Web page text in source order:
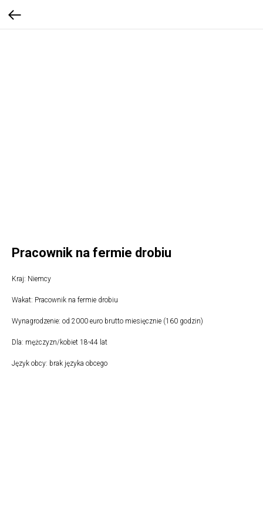
Pracownik na fermie drobiu
Kraj: Niemcy
Wakat: Pracownik na fermie drobiu
Wynagrodzenie: od 2000 euro brutto miesięcznie (160 godzin)
Dla: mężczyzn/kobiet 18-44 lat
Język obcy: brak języka obcego